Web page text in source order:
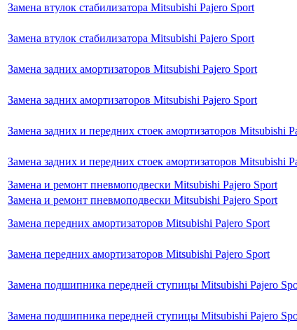
Замена втулок стабилизатора Mitsubishi Pajero Sport
Замена втулок стабилизатора Mitsubishi Pajero Sport
Замена задних амортизаторов Mitsubishi Pajero Sport
Замена задних амортизаторов Mitsubishi Pajero Sport
Замена задних и передних стоек амортизаторов Mitsubishi
Замена задних и передних стоек амортизаторов Mitsubishi
Замена и ремонт пневмоподвески Mitsubishi Pajero Sport
Замена и ремонт пневмоподвески Mitsubishi Pajero Sport
Замена передних амортизаторов Mitsubishi Pajero Sport
Замена передних амортизаторов Mitsubishi Pajero Sport
Замена подшипника передней ступицы Mitsubishi Pajero
Замена подшипника передней ступицы Mitsubishi Pajero